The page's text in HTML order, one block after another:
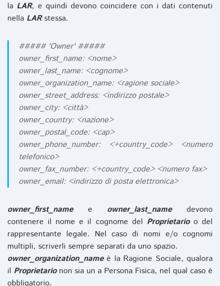
la LAR, e quindi devono coincidere con i dati contenuti
nella LARstessa.
##### 'Owner' #####
owner_first_name: <nome>
owner_last_name: <cognome>
owner_organization_name: <ragione sociale>
owner_street_address: <indirizzo postale>
owner_city: <città>
owner_country: <nazione>
owner_postal_code: <cap>
owner_phone_number: <+country_code> <numero
telefonico>
owner_fax_number: <+country_code> <numero fax>
owner_email: <indirizzo di posta elettronica>
owner_first_namee owner_last_namedevono
contenere il nome e il cognome del Proprietarioo del
rappresentante legale. Nel caso di nomi e/o cognomi
multipli, scriverli sempre separati da uno spazio.
owner_organization_nameè la Ragione Sociale, qualora
il Proprietarionon sia un a Persona Fisica, nel qual caso è
obbligatorio.